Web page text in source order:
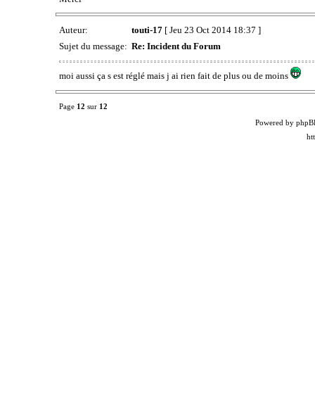
Auteur: touti-17[ Jeu 23 Oct 2014 18:37 ]
Sujet du message: Re: Incident du Forum
moi aussi ça s est réglé mais j ai rien fait de plus ou de moins
Page 12 sur 12
Powered by